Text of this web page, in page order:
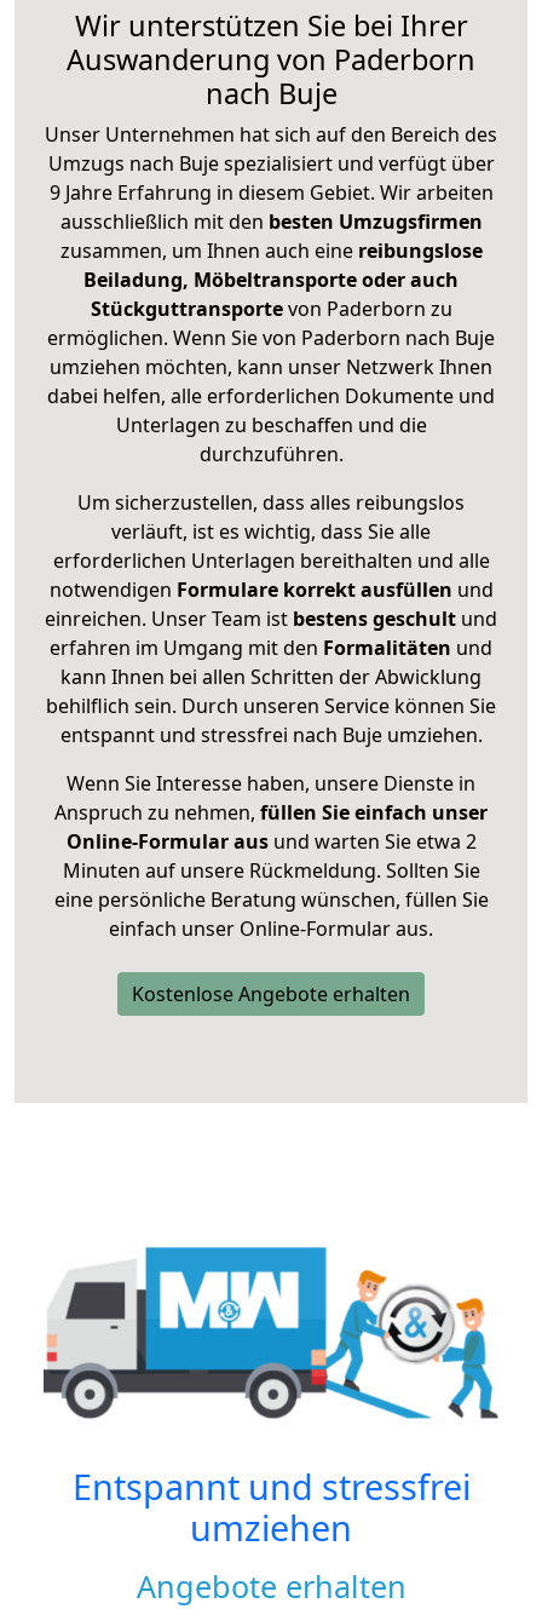
Wir unterstützen Sie bei Ihrer
Auswanderung von Paderborn
nach Buje
Unser Unternehmen hat sich auf den Bereich des
Umzugs nach Buje spezialisiert und verfügt über
9 Jahre Erfahrung in diesem Gebiet. Wir arbeiten
ausschließlich mit den besten Umzugsfirmen
zusammen, um Ihnen auch eine reibungslose
Beiladung, Möbeltransporte oder auch
Stückguttransportevon Paderborn zu
ermöglichen. Wenn Sie von Paderborn nach Buje
umziehen möchten, kann unser Netzwerk Ihnen
dabei helfen, alle erforderlichen Dokumente und
Unterlagen zu beschaffen und die
durchzuführen.
Um sicherzustellen, dass alles reibungslos
verläuft, ist es wichtig, dass Sie alle
erforderlichen Unterlagen bereithalten und alle
notwendigen Formulare korrekt ausfüllen und
einreichen. Unser Team ist bestens geschult und
erfahren im Umgang mit den Formalitäten und
kann Ihnen bei allen Schritten der Abwicklung
behilflich sein. Durch unseren Service können Sie
entspannt und stressfrei nach Buje umziehen.
Wenn Sie Interesse haben, unsere Dienste in
Anspruch zu nehmen, füllen Sie einfach unser
Online-Formular ausund warten Sie etwa 2
Minuten auf unsere Rückmeldung. Sollten Sie
eine persönliche Beratung wünschen, füllen Sie
einfach unser Online-Formular aus.
Kostenlose Angebote erhalten
Entspannt und stressfrei
umziehen
Angebote erhalten